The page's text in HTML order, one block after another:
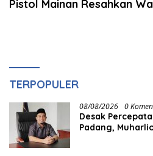
Pistol Mainan Resahkan
TERPOPULER
08/08/2026 0
Desak
Padang,